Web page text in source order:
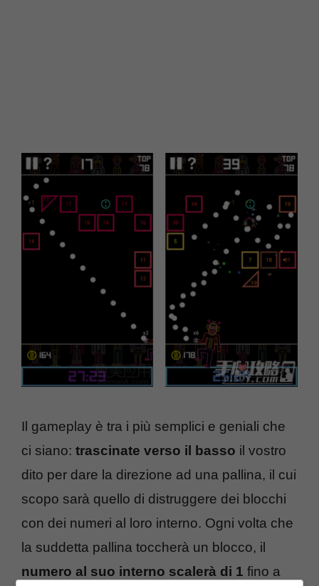
Il gameplay è tra i più semplici e geniali che
ci siano: trascinate verso il basso il vostro
dito per dare la direzione ad una pallina, il cui
scopo sarà quello di distruggere dei blocchi
con dei numeri al loro interno. Ogni volta che
la suddetta pallina toccherà un blocco, il
numero al suo interno scalerà di 1 fino a